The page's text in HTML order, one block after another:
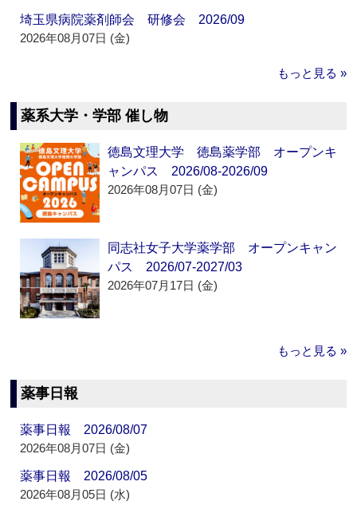
埼玉県病院薬剤師会 研修会 2026/09
2026年08月07日 (金)
もっと見る »
薬系大学・学部 催し物
徳島文理大学 徳島薬学部 オープンキ
ャンパス 2026/08-2026/09
2026年08月07日 (金)
同志社女子大学薬学部 オープンキャン
パス 2026/07-2027/03
2026年07月17日 (金)
もっと見る »
薬事日報
薬事日報 2026/08/07
2026年08月07日 (金)
薬事日報 2026/08/05
2026年08月05日 (水)